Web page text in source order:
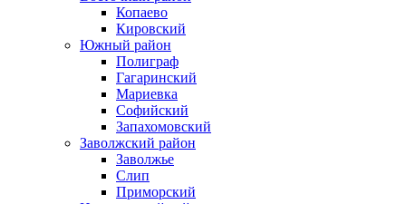
Копаево
Кировский
Южный район
Полиграф
Гагаринский
Мариевка
Софийский
Запахомовский
Заволжский район
Заволжье
Слип
Приморский